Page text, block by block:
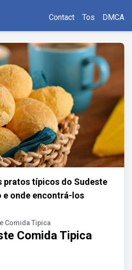
Contact Tos DMCA
pratos típicos do Sudeste
e onde encontrá-los
Comida Tipica
Comida Tipica